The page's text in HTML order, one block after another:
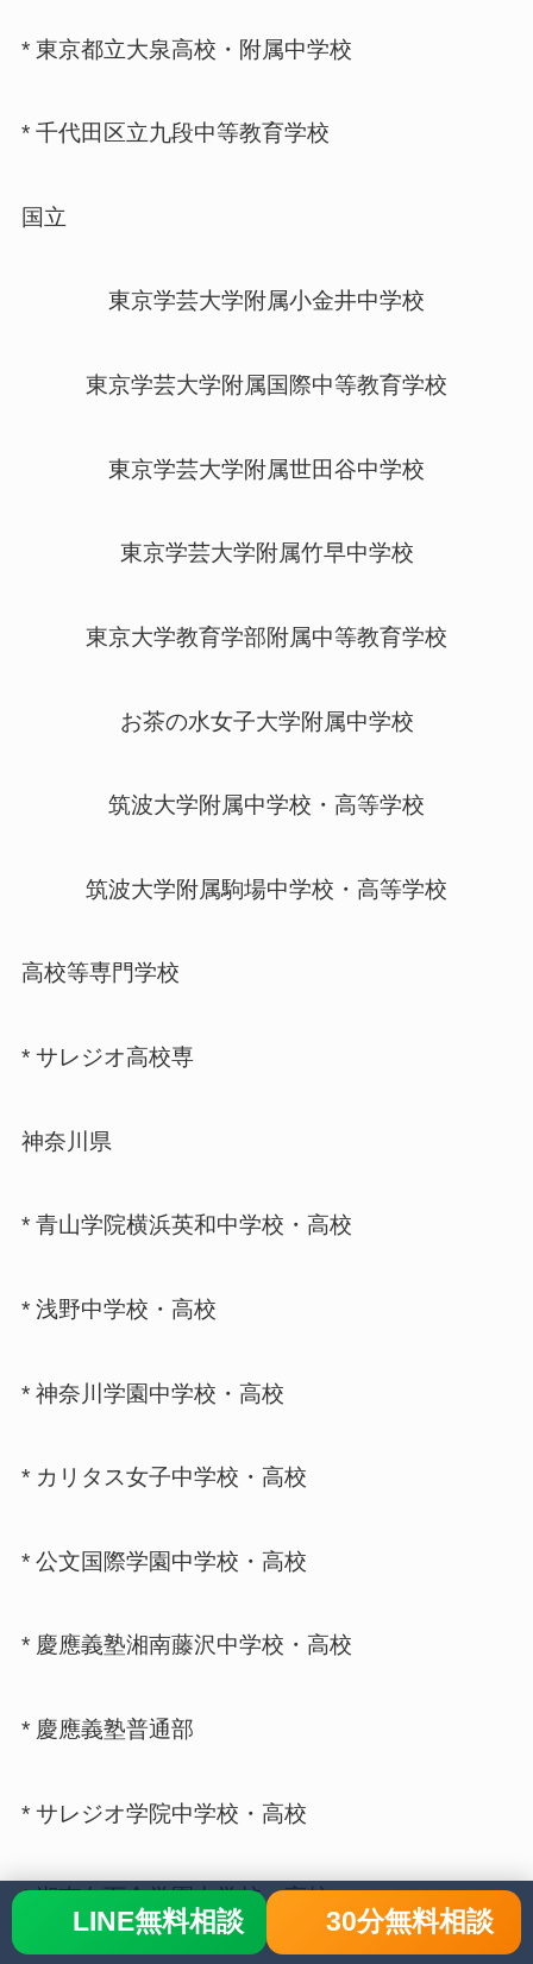
* 東京都立大泉高校・附属中学校
* 千代田区立九段中等教育学校
国立
東京学芸大学附属小金井中学校
東京学芸大学附属国際中等教育学校
東京学芸大学附属世田谷中学校
東京学芸大学附属竹早中学校
東京大学教育学部附属中等教育学校
お茶の水女子大学附属中学校
筑波大学附属中学校・高等学校
筑波大学附属駒場中学校・高等学校
高校等専門学校
* サレジオ高校専
神奈川県
* 青山学院横浜英和中学校・高校
* 浅野中学校・高校
* 神奈川学園中学校・高校
* カリタス女子中学校・高校
* 公文国際学園中学校・高校
* 慶應義塾湘南藤沢中学校・高校
* 慶應義塾普通部
* サレジオ学院中学校・高校
* 湘南白百合学園中学校・高校
LINE無料相談 30分無料相談